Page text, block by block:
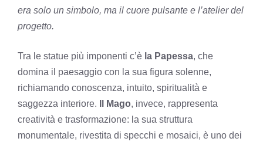
era solo un simbolo, ma il cuore pulsante e l’atelier del
progetto.
Tra le statue più imponenti c’è la Papessa, che
domina il paesaggio con la sua figura solenne,
richiamando conoscenza, intuito, spiritualità e
saggezza interiore.
Il Mago, invece, rappresenta
creatività e trasformazione: la sua struttura
monumentale, rivestita di specchi e mosaici, è uno dei